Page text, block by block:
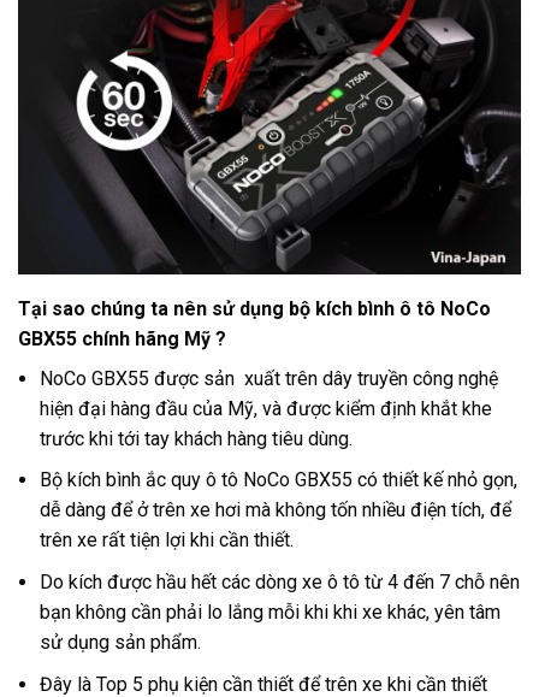
Tại sao chúng ta nên sử dụng bộ kích bình ô tô NoCo
GBX55 chính hãng Mỹ ?
NoCo GBX55 được sản xuất trên dây truyền công nghệ
hiện đại hàng đầu của Mỹ, và được kiểm định khắt khe
trước khi tới tay khách hàng tiêu dùng.
Bộ kích bình ắc quy ô tô NoCo GBX55 có thiết kế nhỏ gọn,
dễ dàng để ở trên xe hơi mà không tốn nhiều điện tích, để
trên xe rất tiện lợi khi cần thiết.
Do kích được hầu hết các dòng xe ô tô từ 4 đến 7 chỗ nên
bạn không cần phải lo lắng mỗi khi khi xe khác, yên tâm
sử dụng sản phẩm.
Đây là Top 5 phụ kiện cần thiết để trên xe khi cần thiết